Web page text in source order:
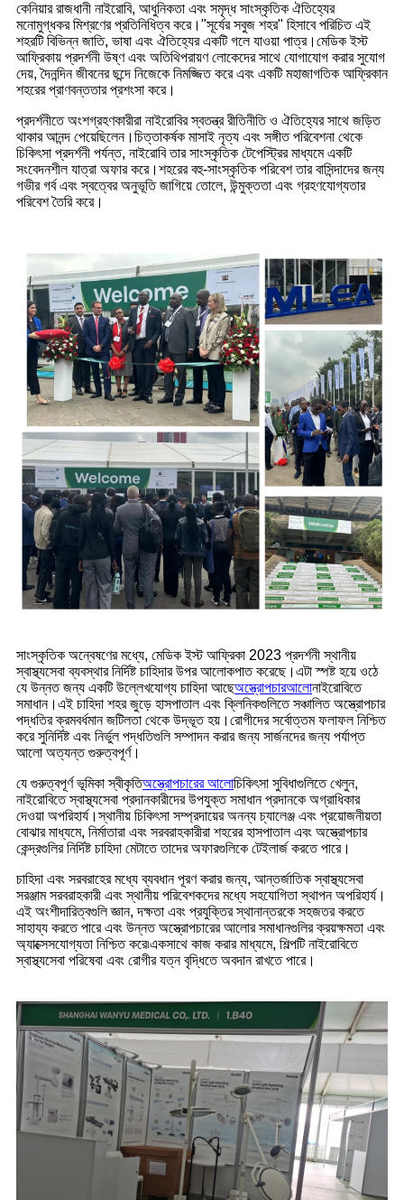
কেনিয়ার রাজধানী নাইরোবি, আধুনিকতা এবং সমৃদ্ধ সাংস্কৃতিক ঐতিহ্যের
মনোমুগ্ধকর মিশ্রণের প্রতিনিধিত্ব করে।"সূর্যের সবুজ শহর" হিসাবে পরিচিত এই
শহরটি বিভিন্ন জাতি, ভাষা এবং ঐতিহ্যের একটি গলে যাওয়া পাত্র।মেডিক ইস্ট
আফ্রিকায় প্রদর্শনী উষ্ণ এবং অতিথিপরায়ণ লোকেদের সাথে যোগাযোগ করার সুযোগ
দেয়, দৈনন্দিন জীবনের ছন্দে নিজেকে নিমজ্জিত করে এবং একটি মহাজাগতিক আফ্রিকান
শহরের প্রাণবন্ততার প্রশংসা করে।
প্রদর্শনীতে অংশগ্রহণকারীরা নাইরোবির স্বতন্ত্র রীতিনীতি ও ঐতিহ্যের সাথে জড়িত
থাকার আনন্দ পেয়েছিলেন।চিত্তাকর্ষক মাসাই নৃত্য এবং সঙ্গীত পরিবেশনা থেকে
চিকিৎসা প্রদর্শনী পর্যন্ত, নাইরোবি তার সাংস্কৃতিক টেপেস্ট্রির মাধ্যমে একটি
সংবেদনশীল যাত্রা অফার করে।শহরের বহু-সাংস্কৃতিক পরিবেশ তার বাসিন্দাদের জন্য
গভীর গর্ব এবং স্বত্বের অনুভূতি জাগিয়ে তোলে, উন্মুক্ততা এবং গ্রহণযোগ্যতার
পরিবেশ তৈরি করে।
সাংস্কৃতিক অন্বেষণের মধ্যে, মেডিক ইস্ট আফ্রিকা 2023 প্রদর্শনী স্থানীয়
স্বাস্থ্যসেবা ব্যবস্থার নির্দিষ্ট চাহিদার উপর আলোকপাত করেছে।এটা স্পষ্ট হয়ে ওঠে
যে উন্নত জন্য একটি উল্লেখযোগ্য চাহিদা আছেঅস্ত্রোপচারআলোনাইরোবিতে
সমাধান।এই চাহিদা শহর জুড়ে হাসপাতাল এবং ক্লিনিকগুলিতে সঞ্চালিত অস্ত্রোপচার
পদ্ধতির ক্রমবর্ধমান জটিলতা থেকে উদ্ভূত হয়।রোগীদের সর্বোত্তম ফলাফল নিশ্চিত
করে সুনির্দিষ্ট এবং নির্ভুল পদ্ধতিগুলি সম্পাদন করার জন্য সার্জনদের জন্য পর্যাপ্ত
আলো অত্যন্ত গুরুত্বপূর্ণ।
যে গুরুত্বপূর্ণ ভূমিকা স্বীকৃতিঅস্ত্রোপচারের আলোচিকিৎসা সুবিধাগুলিতে খেলুন,
নাইরোবিতে স্বাস্থ্যসেবা প্রদানকারীদের উপযুক্ত সমাধান প্রদানকে অগ্রাধিকার
দেওয়া অপরিহার্য।স্থানীয় চিকিৎসা সম্প্রদায়ের অনন্য চ্যালেঞ্জ এবং প্রয়োজনীয়তা
বোঝার মাধ্যমে, নির্মাতারা এবং সরবরাহকারীরা শহরের হাসপাতাল এবং অস্ত্রোপচার
কেন্দ্রগুলির নির্দিষ্ট চাহিদা মেটাতে তাদের অফারগুলিকে টেইলার্জ করতে পারে।
চাহিদা এবং সরবরাহের মধ্যে ব্যবধান পূরণ করার জন্য, আন্তর্জাতিক স্বাস্থ্যসেবা
সরঞ্জাম সরবরাহকারী এবং স্থানীয় পরিবেশকদের মধ্যে সহযোগিতা স্থাপন অপরিহার্য।
এই অংশীদারিত্বগুলি জ্ঞান, দক্ষতা এবং প্রযুক্তির স্থানান্তরকে সহজতর করতে
সাহায্য করতে পারে এবং উন্নত অস্ত্রোপচারের আলোর সমাধানগুলির ক্রয়ক্ষমতা এবং
অ্যাক্সেসযোগ্যতা নিশ্চিত করে৷একসাথে কাজ করার মাধ্যমে, শিল্পটি নাইরোবিতে
স্বাস্থ্যসেবা পরিষেবা এবং রোগীর যত্ন বৃদ্ধিতে অবদান রাখতে পারে।